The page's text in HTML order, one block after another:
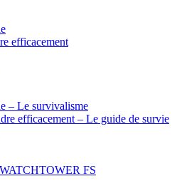
efficacement
– Le survivalisme
efficacement – Le guide de survie
FS